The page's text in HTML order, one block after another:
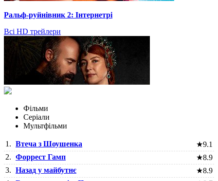
Ральф-руйнівник 2: Інтернетрі
Всі HD трейлери
Фільми
Серіали
Мультфільми
1. Втеча з Шоушенка ★9.1
2. Форрест Гамп ★8.9
3. Назад у майбутнє ★8.9